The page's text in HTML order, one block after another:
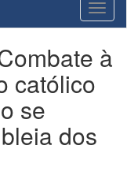
à
católico
se
dos